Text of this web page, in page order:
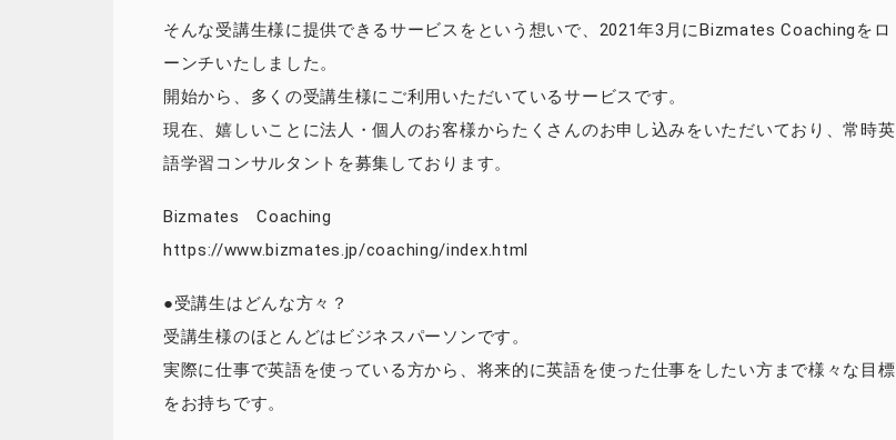
そんな受講生様に提供できるサービスをという想いで、2021年3月にBizmates Coachingをロ
ーンチいたしました。
開始から、多くの受講生様にご利用いただいているサービスです。
現在、嬉しいことに法人・個人のお客様からたくさんのお申し込みをいただいており、常時英
語学習コンサルタントを募集しております。
Bizmates Coaching
https://www.bizmates.jp/coaching/index.html
●受講生はどんな方々？
受講生様のほとんどはビジネスパーソンです。
実際に仕事で英語を使っている方から、将来的に英語を使った仕事をしたい方まで様々な目標
をお持ちです。